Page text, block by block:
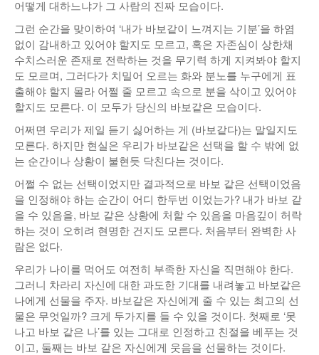
어떻게 대하느냐가 그 사람의 진짜 모습이다.
그런 순간을 맞이하여 ‘내가 바보같이 느껴지는 기분’을 하염
없이 감내하고 있어야 할지도 모르고, 혹은 자존심이 상한채
수치스러운 존재로 전락하는 것을 무기력 하게 지켜봐야 할지
도 모르며, 그러다가 치밀어 오르는 화와 분노를 누구에게 표
출해야 할지 몰라 어쩔 줄 모르고 속으로 분을 삭이고 있어야
할지도 모른다. 이 모두가 당신의 바보같은 모습이다.
어쩌면 우리가 제일 듣기 싫어하는 게 (바보같다)는 말일지도
모른다. 하지만 현실은 우리가 바보같은 선택을 할 수 밖에 없
는 순간이나 상황이 불현듯 닥친다는 것이다.
어쩔 수 없는 선택이었지만 결과적으로 바보 같은 선택이었음
을 인정해야 하는 순간이 어디 한두번 이었는가? 내가 바보 같
을 수 있음을, 바보 같은 상황에 처할 수 있음을 마음깊이 허락
하는 것이 오히려 현명한 건지도 모른다. 처음부터 완벽한 사
람은 없다.
우리가 나이를 먹어도 여전히 부족한 자신을 직면해야 한다.
그러니 차라리 자신에 대한 과도한 기대를 내려놓고 바보같은
나에게 선물을 주자. 바보같은 자신에게 줄 수 있는 최고의 선
물은 무엇일까? 크게 두가지를 들 수 있을 것이다. 첫째로 ‘못
나고 바보 같은 나’를 있는 그대로 인정하고 친절을 베푸는 것
이고, 둘째는 바보 같은 자신에게 웃음을 선물하는 것이다.